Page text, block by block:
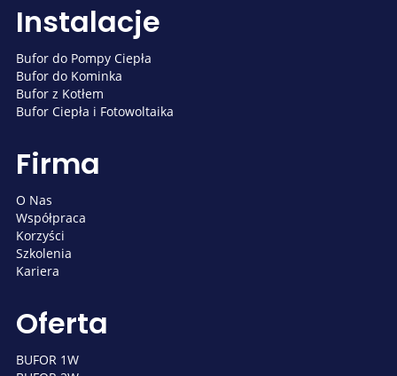
Instalacje
Bufor do Pompy Ciepła
Bufor do Kominka
Bufor z Kotłem
Bufor Ciepła i Fotowoltaika
Firma
O Nas
Współpraca
Korzyści
Szkolenia
Kariera
Oferta
BUFOR 1W